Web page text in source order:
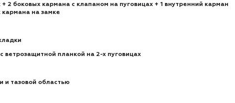
+ 2 боковых кармана с клапаном на пуговицах + 1 внутренний карман
кармана на замке
ветрозащитной планкой на 2-х пуговицах
и тазовой областью